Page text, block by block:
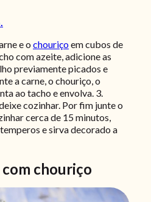
e o chouriçoem cubos de
com azeite, adicione as
previamente picados e
a carne, o chouriço, o
ao tacho e envolva. 3.
cozinhar. Por fim junte o
cerca de 15 minutos,
e sirva decorado a
chouriço